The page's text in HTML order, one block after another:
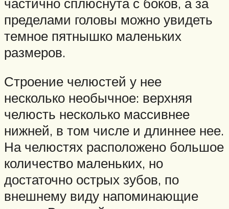
пределами головы можно увидеть
темное пятнышко маленьких
размеров.
Строение челюстей у нее
несколько необычное: верхняя
челюсть несколько массивнее
нижней, в том числе и длиннее нее.
На челюстях расположено большое
количество маленьких, но
достаточно острых зубов, по
внешнему виду напоминающие